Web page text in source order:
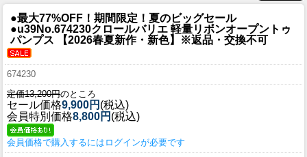
●最大77%OFF！期間限定！夏のビッグセール
●u39No.674230クロールバリエ 軽量リボンオープントゥ
パンプス 【2026春夏新作・新色】※返品・交換不可
674230
定価13,200円のところ
セール価格9,900円 (税込)
会員特別価格8,800円 (税込)
会員価格で購入するにはログインが必要です